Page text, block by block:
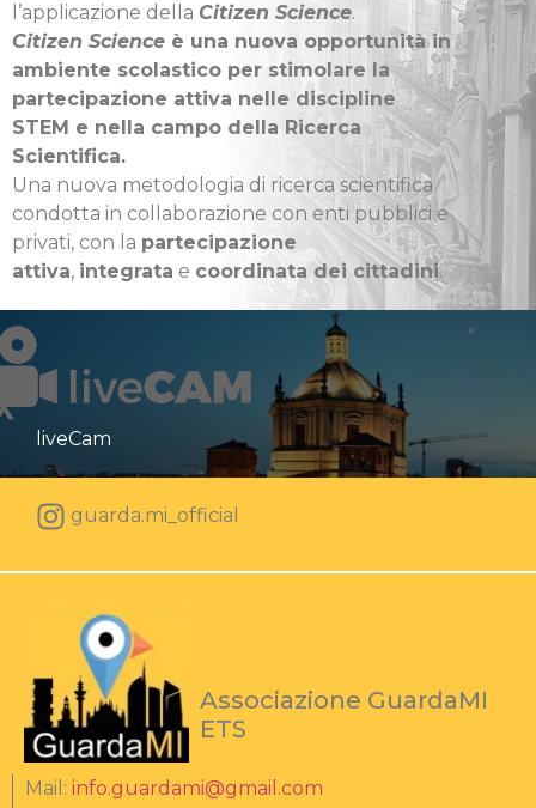
l’applicazione della Citizen Science.
Citizen Science è una nuova opportunità in
ambiente scolastico per stimolare la
partecipazione attiva nelle discipline
STEM e nella campo della Ricerca
Scientifica.
Una nuova metodologia di ricerca scientifica
condotta in collaborazione con enti pubblici e
privati, con la partecipazione
attiva, integrata e coordinata dei cittadini.
liveCam
guarda.mi_official
Associazione GuardaMI
ETS
Mail: info.guardami@gmail.com